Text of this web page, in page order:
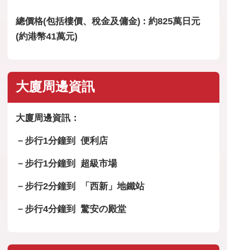
總價格(包括樓價、稅金及傭金) : 約825萬日元
(約港幣41萬元)
大廈周邊資訊
大廈周邊資訊：
－步行1分鐘到 便利店
－步行1分鐘到 超級市場
－步行2分鐘到 「西新」地鐵站
－步行4分鐘到 驚安の殿堂